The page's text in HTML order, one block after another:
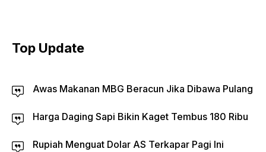
Top Update
Awas Makanan MBG Beracun Jika Dibawa Pulang
Harga Daging Sapi Bikin Kaget Tembus 180 Ribu
Rupiah Menguat Dolar AS Terkapar Pagi Ini